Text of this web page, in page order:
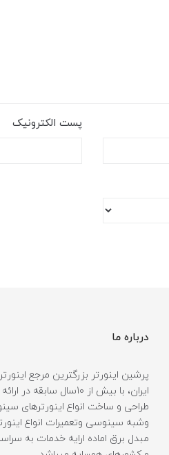
پست الکترونیک
درباره ما
پرشین اینورتر بزرگترین مرجع
ایران، با بیش از 10سال سابقه
طراحی و ساخت انواع اینورترهای
وشبه سینوسی وتعمیرات انواع
مبدل برق اماده ارایه خدمات به